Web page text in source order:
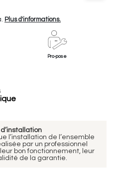
Plus d'informations.
Pro-pose
l’installation de l’ensemble
par un professionnel
bon fonctionnement, leur
de la garantie.